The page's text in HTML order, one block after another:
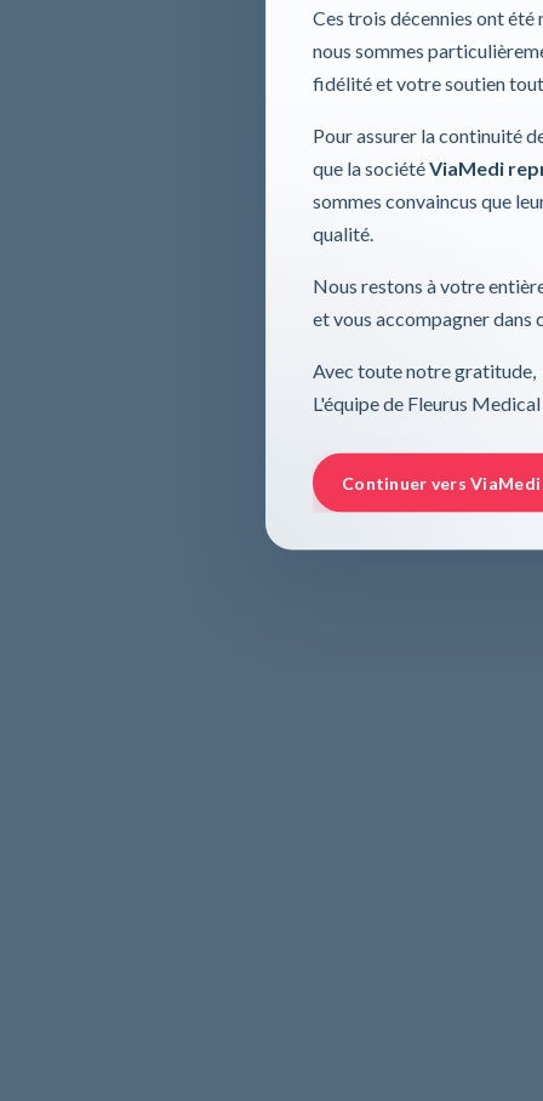
Ces trois décennies ont
nous sommes
fidélité et votre soutien
Pour assurer la continuité
que la sociétéViaMedi
sommes convaincus que
qualité.
Nous restons à votre
et vous accompagner dans
Avec toute notre gratitude,
L'équipe de Fleurus Medical
Continuer vers ViaMedi